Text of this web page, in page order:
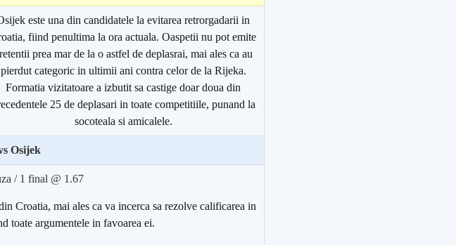
este una din candidatele la evitarea retrorgadarii in
fiind penultima la ora actuala. Oaspetii nu pot emite
prea mar de la o astfel de deplasrai, mai ales ca au
pierdut categoric in ultimii ani contra celor de la Rijeka.
Formatia vizitatoare a izbutit sa castige doar doua din
25 de deplasari in toate competitiile, punand la
socoteala si amicalele.
Osijek
/ 1 final @ 1.67
Croatia, mai ales ca va incerca sa rezolve calificarea in
toate argumentele in favoarea ei.